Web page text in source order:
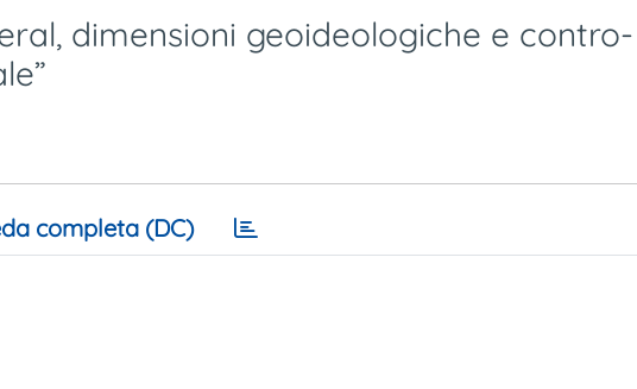
dimensioni geoideologiche e contro-
completa (DC)